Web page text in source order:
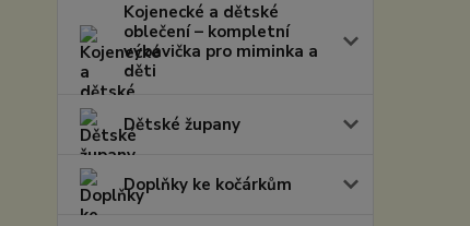
Kojenecké a dětské
oblečení – kompletní
výbavička pro miminka a
děti
Dětské župany
Doplňky ke kočárkům